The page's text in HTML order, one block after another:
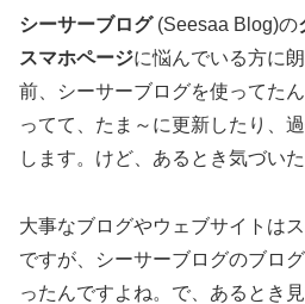
シーサーブログ(Seesaa Blog)の
スマホページに悩んでいる方に
前、シーサーブログを使ってた
ってて、たま～に更新したり、
します。けど、あるとき気づいた
大事なブログやウェブサイトは
ですが、シーサーブログのブロ
ったんですよね。で、あるとき